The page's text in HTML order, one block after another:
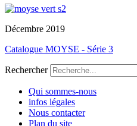
Décembre 2019
Catalogue MOYSE - Série 3
Rechercher
Qui sommes-nous
infos légales
Nous contacter
Plan du site